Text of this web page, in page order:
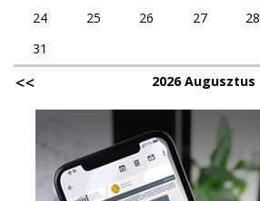
24
25 26 27 28
31
2026 Augusztus